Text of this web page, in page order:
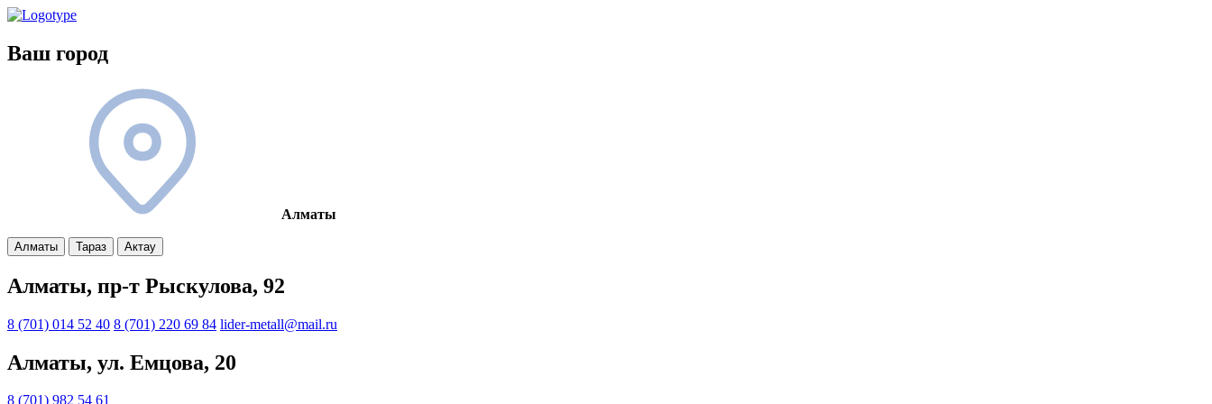
Ваш город
Алматы
Алматы Тараз Актау
Алматы, пр-т Рыскулова, 92
8 (701) 014 52 40 8 (701) 220 69 84 lider-metall@mail.ru
Алматы, ул. Емцова, 20
8 (701) 982 54 61